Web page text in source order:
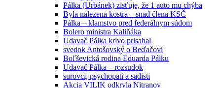
Pálka (Urbánek) zisťuje, že 1 auto mu chýba
Byla nalezena kostra – snad člena KSČ
Pálka – klamstvo pred federálnym súdom
Bolero ministra Kaliňáka
Udavač Pálka krivo prisahal
svedok Antošovský o Beďačovi
Boľševická rodina Eduarda Pálku
Udavač Pálka – rozsudok
surovci, psychopati a sadisti
Akcia VILIK odkryla Nitranov